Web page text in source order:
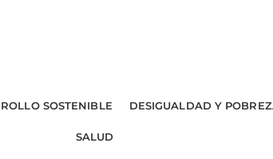
SOSTENIBLE DESIGUALDAD Y
SALUD